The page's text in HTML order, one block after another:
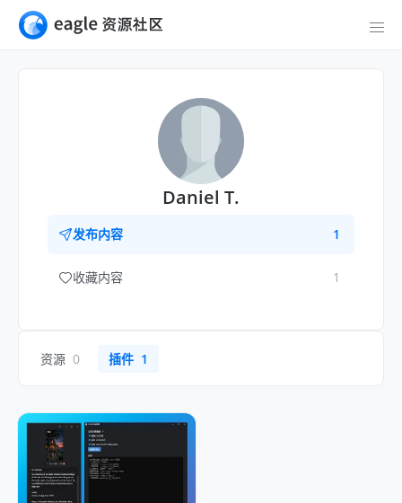
Daniel T.
发布内容 1
收藏内容 1
资源 0 插件 1